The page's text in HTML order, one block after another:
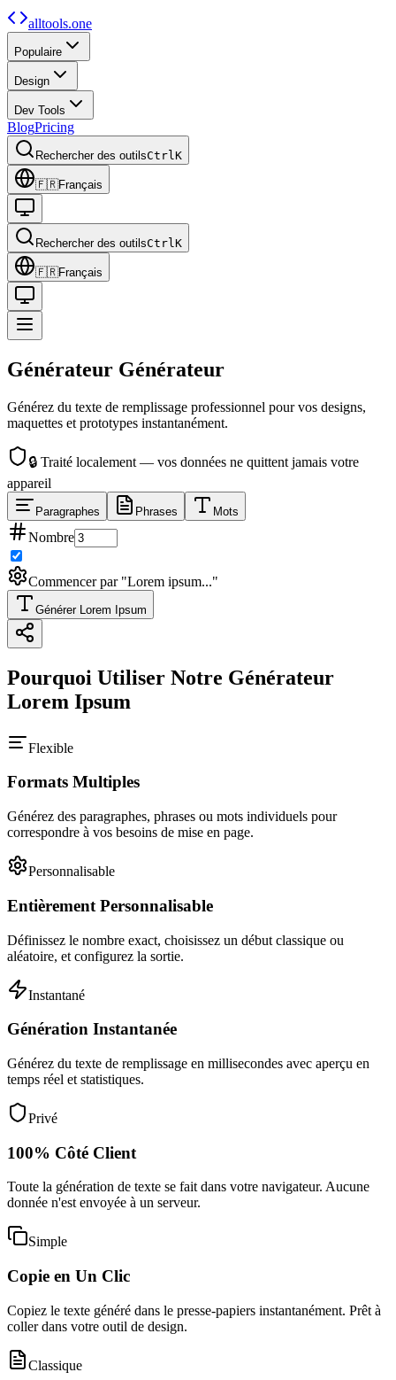
alltools.one
Populaire
Design
Dev Tools
BlogPricing
Rechercher des outilsCtrlK
🇫🇷Français
Rechercher des outilsCtrlK
🇫🇷Français
Générateur Générateur
Générez du texte de remplissage professionnel pour vos designs,
maquettes et prototypes instantanément.
🔒 Traité localement — vos données ne quittent jamais votre
appareil
Paragraphes Phrases Mots
Nombre
Commencer par "Lorem ipsum..."
Générer Lorem Ipsum
Pourquoi Utiliser Notre Générateur
Lorem Ipsum
Flexible
Formats Multiples
Générez des paragraphes, phrases ou mots individuels pour
correspondre à vos besoins de mise en page.
Personnalisable
Entièrement Personnalisable
Définissez le nombre exact, choisissez un début classique ou
aléatoire, et configurez la sortie.
Instantané
Génération Instantanée
Générez du texte de remplissage en millisecondes avec aperçu en
temps réel et statistiques.
Privé
100% Côté Client
Toute la génération de texte se fait dans votre navigateur. Aucune
donnée n'est envoyée à un serveur.
Simple
Copie en Un Clic
Copiez le texte généré dans le presse-papiers instantanément. Prêt à
coller dans votre outil de design.
Classique